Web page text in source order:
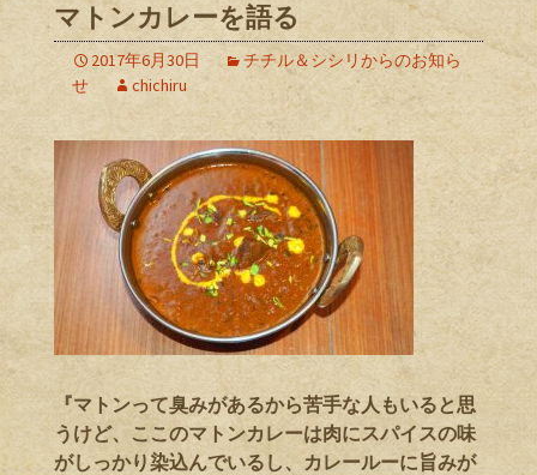
マトンカレーを語る
2017年6月30日
チチル＆シシリからのお知ら
せ
chichiru
『マトンって臭みがあるから苦手な人もいると思
うけど、ここのマトンカレーは肉にスパイスの味
がしっかり染込んでいるし、カレールーに旨みが